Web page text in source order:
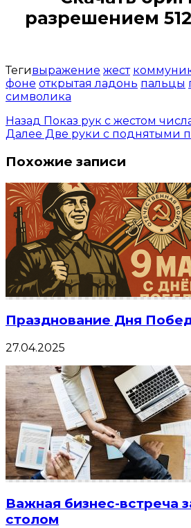
разрешением
Тегивыражение жест
фоне открытая ладонь пальцы
символика
Назад Показ рук с жестом
Далее Две руки с поднятыми
Похожие записи
Празднование Дня
27.04.2025
Важная бизнес-встреча
столом